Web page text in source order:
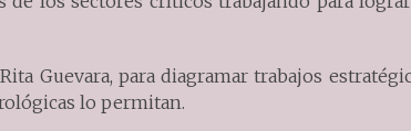
Guevara, para diagramar trabajos
lo permitan.